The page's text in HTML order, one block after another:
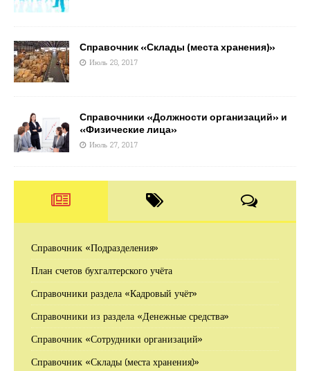
Справочник «Склады (места хранения)»
Июль 28, 2017
Справочники «Должности организаций» и
«Физические лица»
Июль 27, 2017
Справочник «Подразделения»
План счетов бухгалтерского учёта
Справочники раздела «Кадровый учёт»
Справочники из раздела «Денежные средства»
Справочник «Сотрудники организаций»
Справочник «Склады (места хранения)»